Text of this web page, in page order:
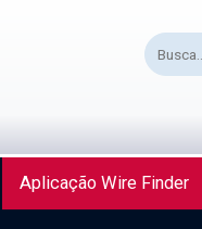
Aplicação Wire Finder